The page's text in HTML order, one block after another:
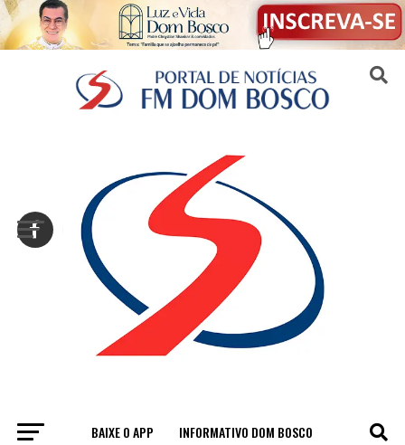
BAIXE O APP INFORMATIVO DOM BOSCO
NOTÍCIAS
Sair da versão mobile